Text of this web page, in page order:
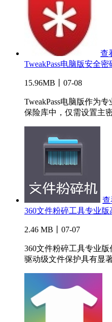
查
TweakPass电脑版安全
15.96MB丨07-08
TweakPass电脑版作为
保险库中，仅需设置主
查
360文件粉碎工具专业版
2.46 MB丨07-07
360文件粉碎工具专业
驱动级文件保护具有显